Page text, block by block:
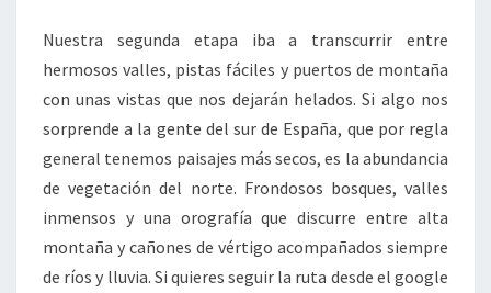
DE
SOMIEDO
Y
LAS
UBIÑAS-
LA
MESA
Nuestra segunda etapa iba a transcurrir entre
hermosos valles, pistas fáciles y puertos de montaña
con unas vistas que nos dejarán helados. Si algo nos
sorprende a la gente del sur de España, que por regla
general tenemos paisajes más secos, es la abundancia
de vegetación del norte. Frondosos bosques, valles
inmensos y una orografía que discurre entre alta
montaña y cañones de vértigo acompañados siempre
de ríos y lluvia. Si quieres seguir la ruta desde el google